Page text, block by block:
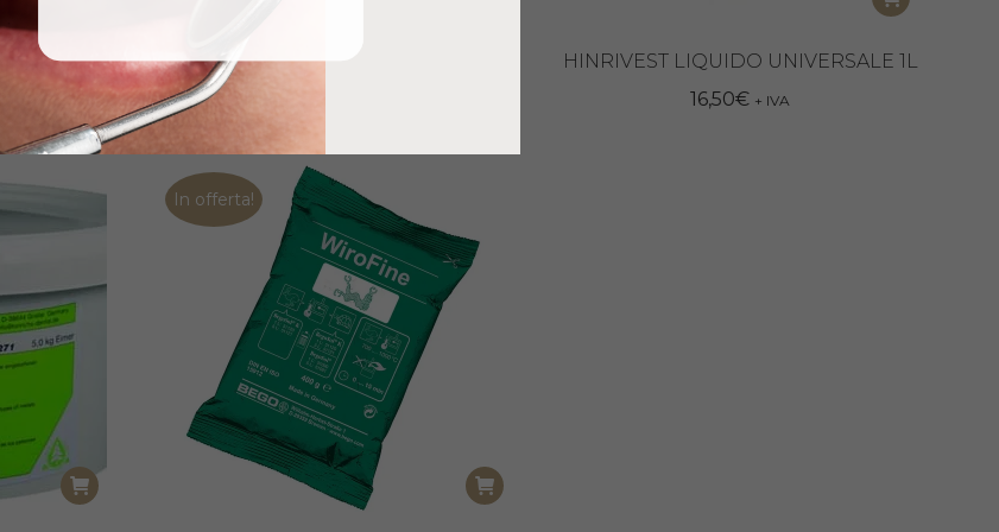
HINRIVEST KB 32X160GR
HINRIVEST LIQUIDO UNIVERSALE 1L
16,50€ + IVA
In offerta!